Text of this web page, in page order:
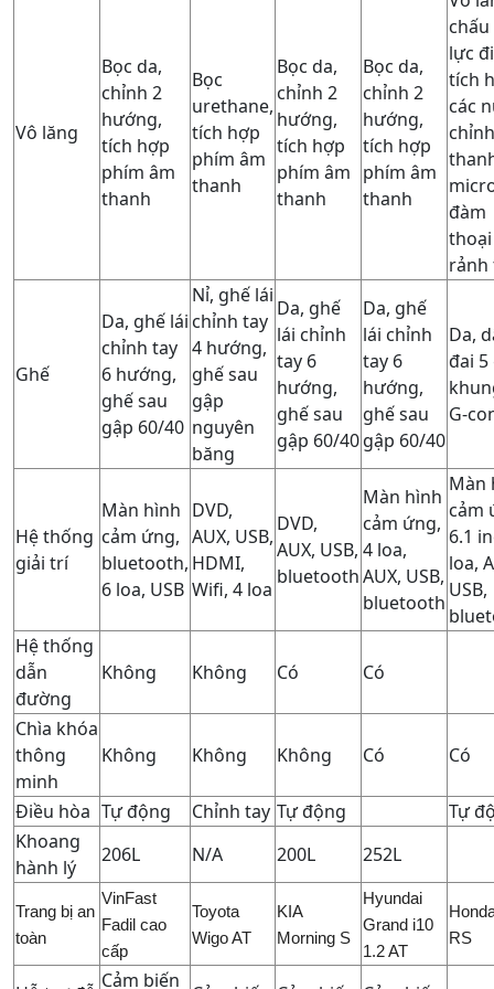
Vô lăng
Bọc da,
chỉnh 2
hướng,
tích hợp
phím âm
thanh
Bọc
urethane,
tích hợp
phím âm
thanh
Bọc da,
chỉnh 2
hướng,
tích hợp
phím âm
thanh
Bọc da,
chỉnh 2
hướng,
tích hợp
phím âm
thanh
lực
tích
các
đàm
thoại
rảnh
Ghế
Da, ghế lái
chỉnh tay
6 hướng,
ghế sau
gập 60/40
Nỉ, ghế lái
chỉnh tay
4 hướng,
ghế sau
gập
nguyên
băng
Da, ghế
lái chỉnh
tay 6
hướng,
ghế sau
gập 60/40
Da, ghế
lái chỉnh
tay 6
hướng,
ghế sau
gập 60/40
Da,
đai 5
G-
Hệ thống
giải trí
Màn hình
cảm ứng,
bluetooth,
6 loa, USB
DVD,
AUX, USB,
HDMI,
Wifi, 4 loa
DVD,
AUX, USB,
bluetooth
Màn hình
cảm ứng,
4 loa,
AUX, USB,
bluetooth
Màn
cảm
6.1
loa,
USB,
Hệ thống
dẫn
đường
Không Không Có Có
Chìa khóa
thông
minh
Không Không Không Có Có
Điều hòa Tự động Chỉnh tay Tự động
Tự
Khoang
hành lý
206L N/A 200L 252L
Trang bị an
toàn
VinFast
Fadil cao
cấp
Toyota
Wigo AT
KIA
Morning S
Hyundai
Grand i10
1.2 AT
RS
Cảm biến